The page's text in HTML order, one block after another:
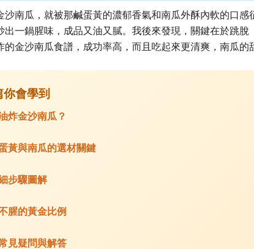
沙南瓜，就被那鹹蛋黃的濃郁香氣和南瓜外酥內軟的口感
出一鍋腥味，成品又油又膩。我後來發現，關鍵在於跳脫
金沙南瓜食譜，成功率高，而且吃起來更清爽，南瓜的
會學到
炸金沙南瓜？
黃與南瓜的選材關鍵
步驟圖解
腥的黃金比例
見疑問與解答